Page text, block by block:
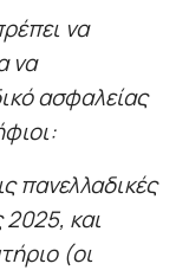
να
να
ασφαλείας
πανελλαδικές
και
(οι